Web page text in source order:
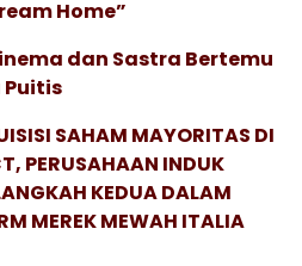
Home”
dan Sastra Bertemu
Puitis
SAHAM MAYORITAS DI
PERUSAHAAN INDUK
KEDUA DALAM
MEREK MEWAH ITALIA